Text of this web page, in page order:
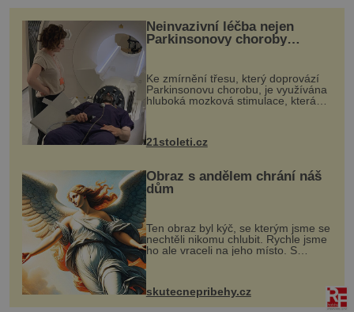
Neinvazivní léčba nejen
Parkinsonovy choroby
Ke zmírnění třesu, který doprovází
Parkinsonovu chorobu, je využívána
hluboká mozková stimulace, která
však vyžaduje vysoce invazivní
k dostatečně přesnému zacílení ...
21stoleti.cz
Obraz s andělem chrání náš
dům
Ten obraz byl kýč, se kterým jsme se
nechtěli nikomu chlubit. Rychle jsme
ho ale vraceli na jeho místo. S
manželem Vaškem jsme si pořídili
chaloupku, takový domek na severu
Čech, kde jsme si naplánova...
skutecnepribehy.cz